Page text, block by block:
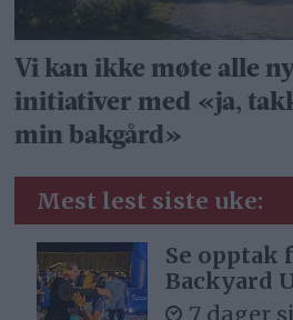
Vi kan ikke møte alle
initiativer med «ja,
min bakgård»
Mest lest siste uke:
Se opptak
Backyard
7 dager